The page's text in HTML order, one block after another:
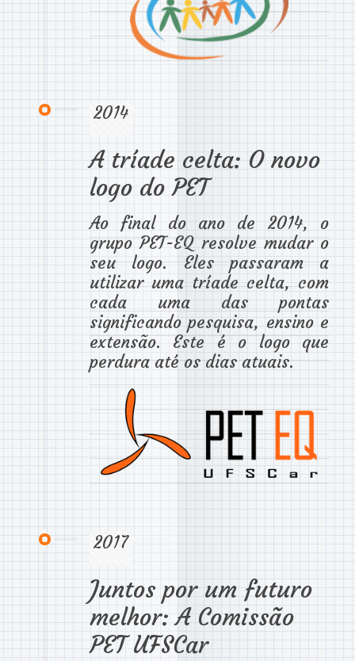
2014
A tríade celta: O novo
logo do PET
Ao final do ano de 2014, o
grupo PET-EQ resolve mudar o
seu logo. Eles passaram a
utilizar uma tríade celta, com
cada uma das pontas
significando pesquisa, ensino e
extensão. Este é o logo que
perdura até os dias atuais.
2017
Juntos por um futuro
melhor: A Comissão
PET UFSCar